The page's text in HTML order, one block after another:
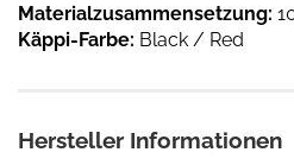
Materialzusammensetzung:
Käppi-Farbe: Black / Red
Hersteller Informationen